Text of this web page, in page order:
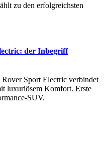
zu den erfolgreichsten
der Inbegriff
Rover Sport Electric verbindet
luxuriösem Komfort. Erste
SUV.